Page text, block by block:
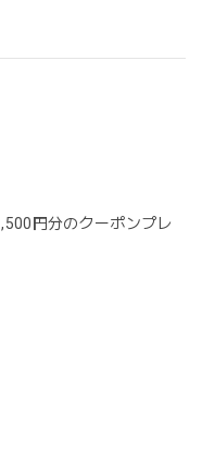
円分のクーポンプレ